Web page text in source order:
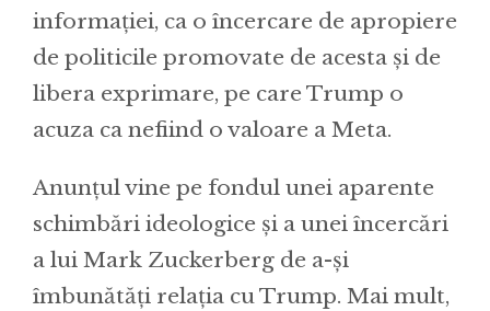
informației, ca o încercare de apropiere
de politicile promovate de acesta și de
libera exprimare, pe care Trump o
acuza ca nefiind o valoare a Meta.
Anunțul vine pe fondul unei aparente
schimbări ideologice și a unei încercări
a lui Mark Zuckerberg de a-și
îmbunătăți relația cu Trump. Mai mult,